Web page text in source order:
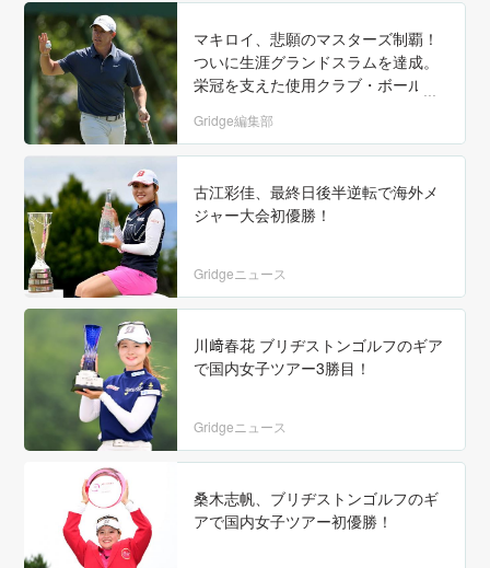
マキロイ、悲願のマスターズ制覇！
ついに生涯グランドスラムを達成。
栄冠を支えた使用クラブ・ボールも
Gridge編集部
古江彩佳、最終日後半逆転で海外メ
ジャー大会初優勝！
Gridgeニュース
川﨑春花 ブリヂストンゴルフのギア
で国内女子ツアー3勝目！
Gridgeニュース
桑木志帆、ブリヂストンゴルフのギ
アで国内女子ツアー初優勝！